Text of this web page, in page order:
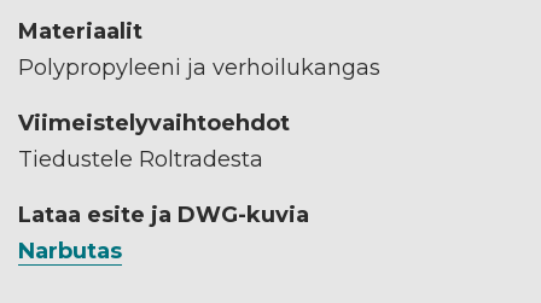
Materiaalit
Polypropyleeni ja verhoilukangas
Viimeistelyvaihtoehdot
Tiedustele Roltradesta
Lataa esite ja DWG-kuvia
Narbutas